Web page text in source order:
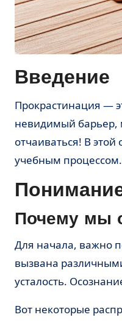
Введение
Прокрастинация — это тот коварный враг, который поджидает нас на каждом шагу в учебе. Она словно
невидимый барьер,
отчаиваться! В
учебным
Почему мы
Для начала, важно понять, почему мы вообще склонны откладывать дела на потом. Прокрастинация может быть
вызвана
усталость.
Вот некоторые